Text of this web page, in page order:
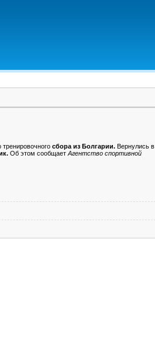
тренировочного сбора из Болгарии. Вернулись в
Об этом сообщает Агентство спортивной